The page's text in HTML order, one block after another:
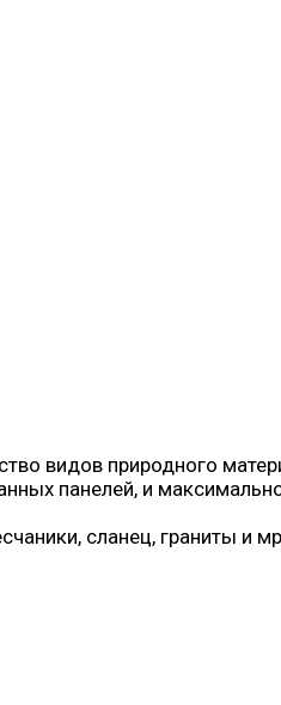
видов природного
панелей, и
сланец, граниты и